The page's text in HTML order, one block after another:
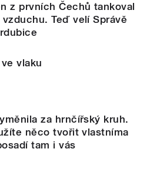
z prvních Čechů tankoval
Teď velí Správě
vlaku
za hrnčířský kruh.
něco tvořit vlastníma
tam i vás